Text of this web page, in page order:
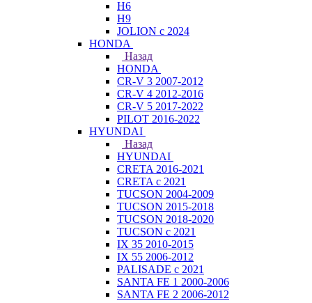
H6
H9
JOLION с 2024
HONDA
Назад
HONDA
CR-V 3 2007-2012
CR-V 4 2012-2016
CR-V 5 2017-2022
PILOT 2016-2022
HYUNDAI
Назад
HYUNDAI
CRETA 2016-2021
CRETA с 2021
TUCSON 2004-2009
TUCSON 2015-2018
TUCSON 2018-2020
TUCSON с 2021
IX 35 2010-2015
IX 55 2006-2012
PALISADE с 2021
SANTA FE 1 2000-2006
SANTA FE 2 2006-2012